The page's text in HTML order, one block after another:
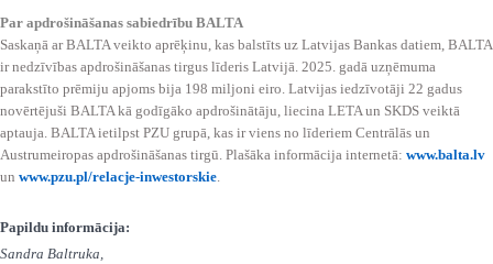
Par apdrošināšanas sabiedrību BALTA
Saskaņā ar BALTA veikto aprēķinu, kas balstīts uz Latvijas Bankas datiem, BALTA
ir nedzīvības apdrošināšanas tirgus līderis Latvijā. 2025. gadā uzņēmuma
parakstīto prēmiju apjoms bija 198 miljoni eiro. Latvijas iedzīvotāji 22 gadus
novērtējuši BALTA kā godīgāko apdrošinātāju, liecina LETA un SKDS veiktā
aptauja. BALTA ietilpst PZU grupā, kas ir viens no līderiem Centrālās un
Austrumeiropas apdrošināšanas tirgū. Plašāka informācija internetā: www.balta.lv
un www.pzu.pl/relacje-inwestorskie.
Papildu informācija:
Sandra Baltruka,